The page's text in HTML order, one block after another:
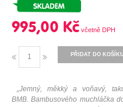
995,00 Kč
PŘIDAT DO KOŠÍKU
„Jemný, měkký a voňavý,
BMB. Bambusového muchláčka